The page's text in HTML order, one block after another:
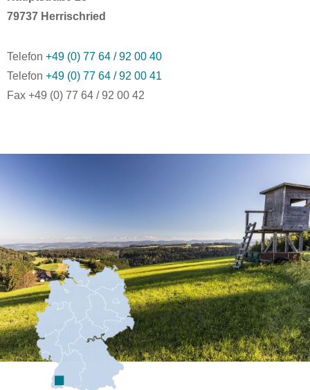
79737 Herrischried
Telefon +49 (0) 77 64 / 92 00 40
Telefon +49 (0) 77 64 / 92 00 41
Fax +49 (0) 77 64 / 92 00 42